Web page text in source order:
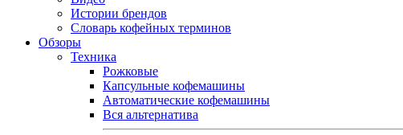
Истории брендов
Словарь кофейных терминов
Обзоры
Техника
Рожковые
Капсульные кофемашины
Автоматические кофемашины
Вся альтернатива